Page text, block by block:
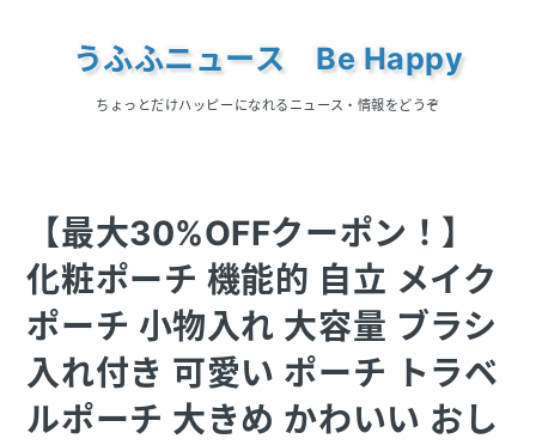
うふふニュース Be Happy
ちょっとだけハッピーになれるニュース・情報をどうぞ
【最大30%OFFクーポン！】
化粧ポーチ 機能的 自立 メイク
ポーチ 小物入れ 大容量 ブラシ
入れ付き 可愛い ポーチ トラベ
ルポーチ 大きめ かわいい おし